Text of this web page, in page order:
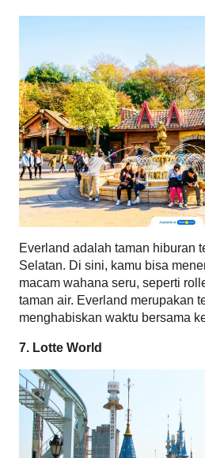
Everland adalah taman hiburan
Selatan. Di sini, kamu bisa
macam wahana seru, seperti
taman air. Everland merupakan
menghabiskan waktu bersama
7. Lotte World